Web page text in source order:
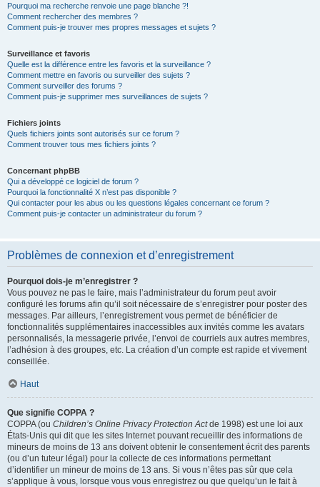
Pourquoi ma recherche renvoie une page blanche ?!
Comment rechercher des membres ?
Comment puis-je trouver mes propres messages et sujets ?
Surveillance et favoris
Quelle est la différence entre les favoris et la surveillance ?
Comment mettre en favoris ou surveiller des sujets ?
Comment surveiller des forums ?
Comment puis-je supprimer mes surveillances de sujets ?
Fichiers joints
Quels fichiers joints sont autorisés sur ce forum ?
Comment trouver tous mes fichiers joints ?
Concernant phpBB
Qui a développé ce logiciel de forum ?
Pourquoi la fonctionnalité X n’est pas disponible ?
Qui contacter pour les abus ou les questions légales concernant ce forum ?
Comment puis-je contacter un administrateur du forum ?
Problèmes de connexion et d’enregistrement
Pourquoi dois-je m’enregistrer ?
Vous pouvez ne pas le faire, mais l’administrateur du forum peut avoir
configuré les forums afin qu’il soit nécessaire de s’enregistrer pour poster des
messages. Par ailleurs, l’enregistrement vous permet de bénéficier de
fonctionnalités supplémentaires inaccessibles aux invités comme les avatars
personnalisés, la messagerie privée, l’envoi de courriels aux autres membres,
l’adhésion à des groupes, etc. La création d’un compte est rapide et vivement
conseillée.
Haut
Que signifie COPPA ?
COPPA (ou Children’s Online Privacy Protection Actde 1998) est une loi aux
États-Unis qui dit que les sites Internet pouvant recueillir des informations de
mineurs de moins de 13 ans doivent obtenir le consentement écrit des parents
(ou d’un tuteur légal) pour la collecte de ces informations permettant
d’identifier un mineur de moins de 13 ans. Si vous n’êtes pas sûr que cela
s’applique à vous, lorsque vous vous enregistrez ou que quelqu’un le fait à